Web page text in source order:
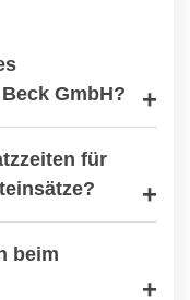
GmbH?
für
beim